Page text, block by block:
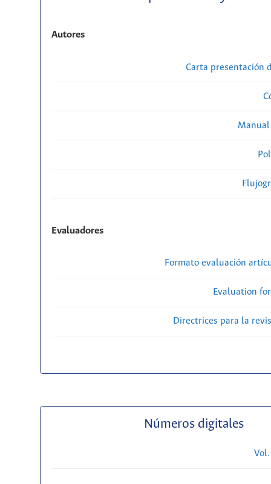
Autores
Carta presentación
Evaluadores
Formato evaluación
Evaluation
Directrices para la
Números digitales